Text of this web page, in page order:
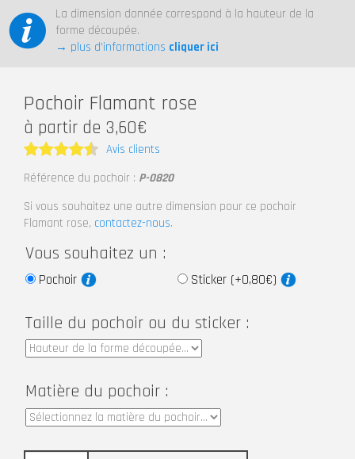
La dimension donnée correspond à la hauteur de la
forme découpée.
→ plus d’informations cliquer ici
Pochoir Flamant rose
à partir de 3,60€
Note4.5
Avis clients
Référence du pochoir : P-0820
Si vous souhaitez une autre dimension pour ce pochoir
Flamant rose, contactez-nous.
Vous souhaitez un :
Pochoir Sticker (+0,80€)
Taille du pochoir ou du sticker :
Matière du pochoir :